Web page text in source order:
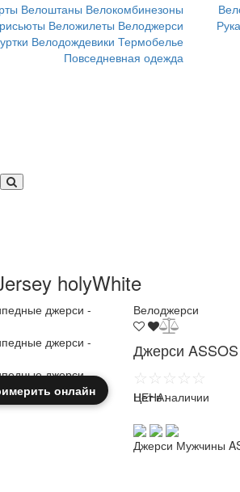
Велоштаны Велокомбинезоны
Веложилеты Велоджерси
Велодождевики Термобелье
Повседневная одежда
holyWhite
онлайн
Велоджерси
Джерси
☆☆☆☆☆
ЦЕНА:
Нет в наличии
Джерси Мужчины